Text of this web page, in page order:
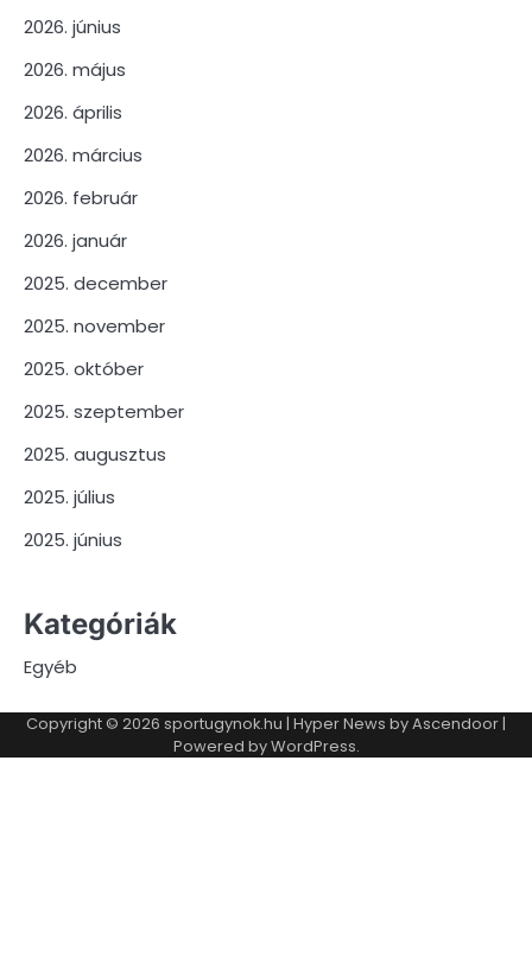
2026. június
2026. május
2026. április
2026. március
2026. február
2026. január
2025. december
2025. november
2025. október
2025. szeptember
2025. augusztus
2025. július
2025. június
Kategóriák
Egyéb
Copyright © 2026 sportugynok.hu | Hyper News byAscendoor |
Powered byWordPress.